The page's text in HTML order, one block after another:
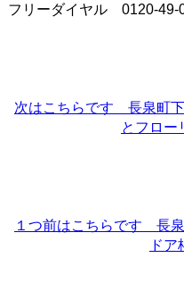
フリーダイヤル 0120-49-
次はこちらです 長泉町
とフロー
１つ前はこちらです 長
ドア